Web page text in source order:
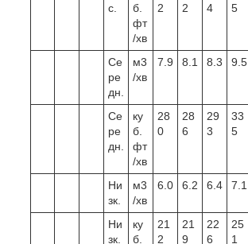
с.
б.
фт
/хв
2
2
4
5
Се
ре
дн.
м3
/хв
7.9 8.1 8.3 9.5
Се
ре
дн.
ку
б.
фт
/хв
28
0
28
6
29
3
33
5
Ни
зк.
м3
/хв
6.0 6.2 6.4 7.1
Ни
зк.
ку
б.
21
2
21
9
22
6
25
1